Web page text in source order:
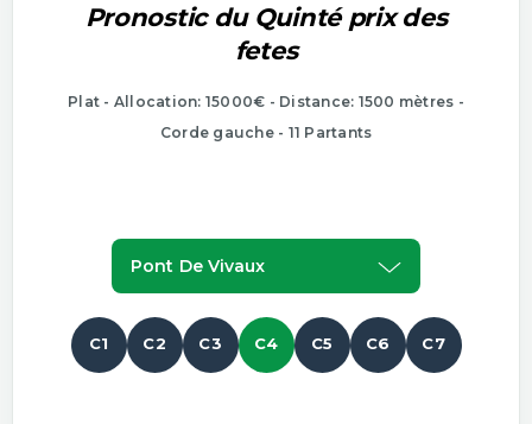
Pronostic du Quinté prix des
fetes
Plat - Allocation: 15000€ - Distance: 1500 mètres -
Corde gauche - 11 Partants
Pont De Vivaux
C1 C2 C3 C4 C5 C6 C7